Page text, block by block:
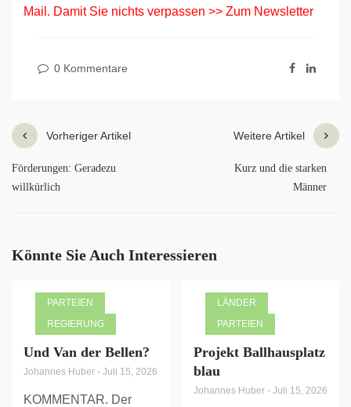
Mail. Damit Sie nichts verpassen >> Zum Newsletter
0 Kommentare
Vorheriger Artikel
Förderungen: Geradezu
willkürlich
Weitere Artikel
Kurz und die starken
Männer
Könnte Sie Auch Interessieren
PARTEIEN
REGIERUNG
Und Van der Bellen?
Johannes Huber - Juli 15, 2026
KOMMENTAR. Der
LÄNDER
PARTEIEN
Projekt Ballhausplatz
blau
Johannes Huber - Juli 15, 2026